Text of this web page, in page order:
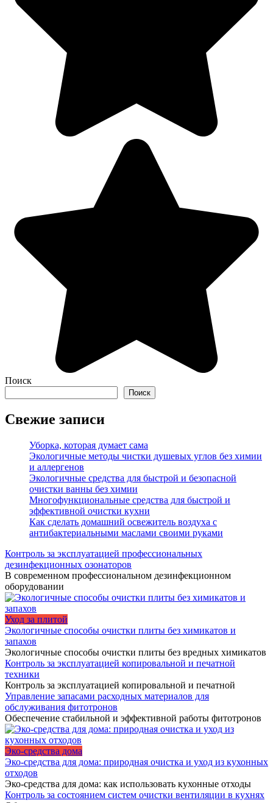
Поиск
Поиск
Свежие записи
Уборка, которая думает сама
Экологичные методы чистки душевых углов без химии
и аллергенов
Экологичные средства для быстрой и безопасной
очистки ванны без химии
Многофункциональные средства для быстрой и
эффективной очистки кухни
Как сделать домашний освежитель воздуха с
антибактериальными маслами своими руками
Контроль за эксплуатацией профессиональных
дезинфекционных озонаторов
В современном профессиональном дезинфекционном
оборудовании
Уход за плитой
Экологичные способы очистки плиты без химикатов и
запахов
Экологичные способы очистки плиты без вредных химикатов
Контроль за эксплуатацией копировальной и печатной
техники
Контроль за эксплуатацией копировальной и печатной
Управление запасами расходных материалов для
обслуживания фитотронов
Обеспечение стабильной и эффективной работы фитотронов
Эко-средства дома
Эко-средства для дома: природная очистка и уход из кухонных
отходов
Эко-средства для дома: как использовать кухонные отходы
Контроль за состоянием систем очистки вентиляции в кухнях